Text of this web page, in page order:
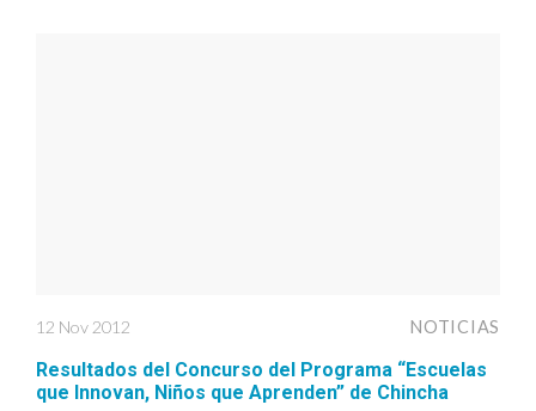
12 Nov 2012 NOTICIAS
Resultados del Concurso del Programa “Escuelas
que Innovan, Niños que Aprenden” de Chincha